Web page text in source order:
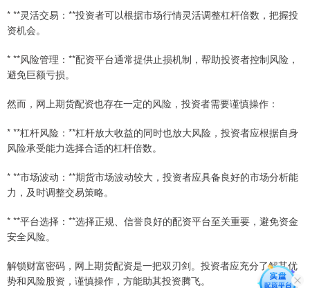
* **灵活交易：**投资者可以根据市场行情灵活调整杠杆倍数，把握投
资机会。
* **风险管理：**配资平台通常提供止损机制，帮助投资者控制风险，
避免巨额亏损。
然而，网上期货配资也存在一定的风险，投资者需要谨慎操作：
* **杠杆风险：**杠杆放大收益的同时也放大风险，投资者应根据自身
风险承受能力选择合适的杠杆倍数。
* **市场波动：**期货市场波动较大，投资者应具备良好的市场分析能
力，及时调整交易策略。
* **平台选择：**选择正规、信誉良好的配资平台至关重要，避免资金
安全风险。
解锁财富密码，网上期货配资是一把双刃剑。投资者应充分了解其优
势和风险股资，谨慎操作，方能助其投资腾飞。